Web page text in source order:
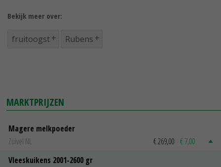
Bekijk meer over:
fruitoogst Rubens
MARKTPRIJZEN
Magere melkpoeder
Zuivel NL
€ 269,00 € 7,00
Vleeskuikens 2001-2600 gr